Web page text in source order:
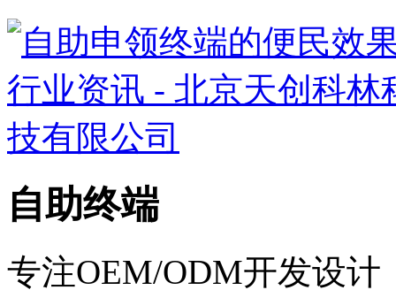
自助终端
专注OEM/ODM开发设计